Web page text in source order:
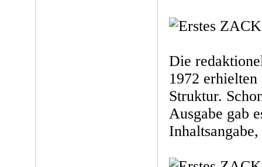
Die
1972
Struktur.
Ausgabe gab
Inhaltsangabe,